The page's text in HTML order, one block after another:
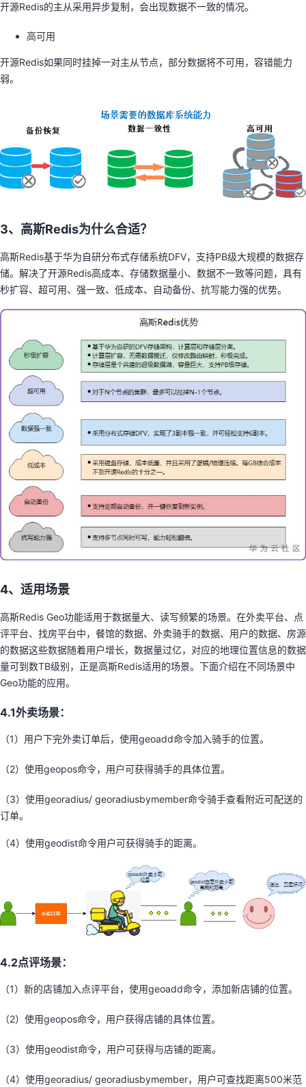
开源Redis的主从采用异步复制，会出现数据不一致的情况。
高可用
开源Redis如果同时挂掉一对主从节点，部分数据将不可用，容错能力
弱。
3、高斯Redis为什么合适？
高斯Redis基于华为自研分布式存储系统DFV，支持PB级大规模的数据存
储。解决了开源Redis高成本、存储数据量小、数据不一致等问题，具有
秒扩容、超可用、强一致、低成本、自动备份、抗写能力强的优势。
4、适用场景
高斯Redis Geo功能适用于数据量大、读写频繁的场景。在外卖平台、点
评平台、找房平台中，餐馆的数据、外卖骑手的数据、用户的数据、房源
的数据这些数据随着用户增长，数据量过亿，对应的地理位置信息的数据
量可到数TB级别，正是高斯Redis适用的场景。下面介绍在不同场景中
Geo功能的应用。
4.1外卖场景：
（1）用户下完外卖订单后，使用geoadd命令加入骑手的位置。
（2）使用geopos命令，用户可获得骑手的具体位置。
（3）使用georadius/ georadiusbymember命令骑手查看附近可配送的
订单。
（4）使用geodist命令用户可获得骑手的距离。
4.2点评场景：
（1）新的店铺加入点评平台，使用geoadd命令，添加新店铺的位置。
（2）使用geopos命令，用户获得店铺的具体位置。
（3）使用geodist命令，用户可获得与店铺的距离。
（4）使用georadius/ georadiusbymember，用户可查找距离500米范